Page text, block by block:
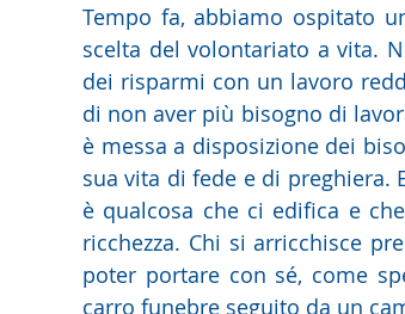
Tempo fa, abbiamo ospitato
scelta del volontariato a vita.
dei risparmi con un lavoro
di non aver più bisogno di
è messa a disposizione dei
sua vita di fede e di preghiera.
è qualcosa che ci edifica e
ricchezza. Chi si arricchisce
poter portare con sé, come
carro funebre seguito da un